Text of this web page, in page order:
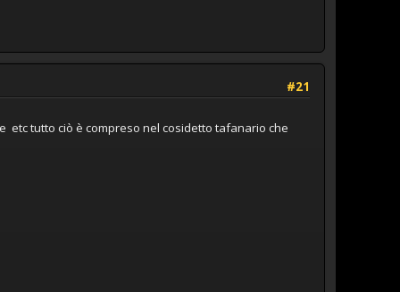
#21
tutto ciò è compreso nel cosidetto tafanario che